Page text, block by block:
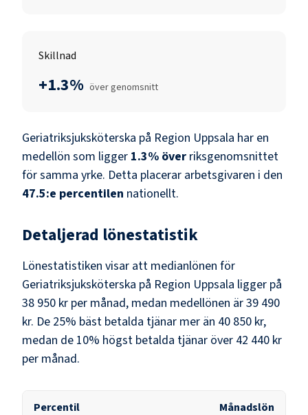
Skillnad
+1.3% över genomsnitt
Geriatriksjuksköterska på Region Uppsala har en
medellön som ligger 1.3% över riksgenomsnittet
för samma yrke. Detta placerar arbetsgivaren i den
47.5:e percentilen nationellt.
Detaljerad lönestatistik
Lönestatistiken visar att medianlönen för
Geriatriksjuksköterska på Region Uppsala ligger på
38 950 kr per månad, medan medellönen är39 490
kr. De 25% bäst betalda tjänar mer än 40 850 kr,
medan de 10% högst betalda tjänar över 42 440 kr
per månad.
Percentil Månadslön